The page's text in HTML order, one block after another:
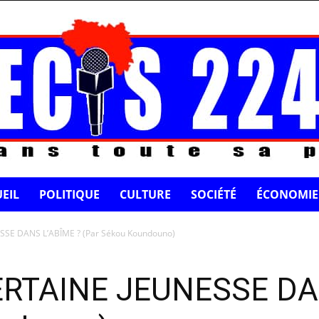
POLITIQUE CULTURE SOCIÉTÉ ÉCONOMIE
DANS L’ABÎME ? (Par Sékou Koundouno)
JEUNESSE